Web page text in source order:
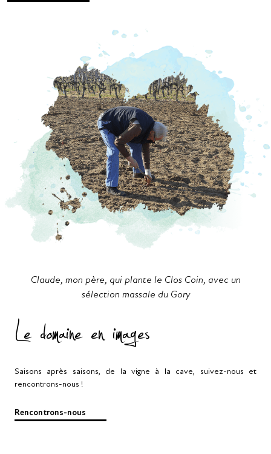
Claude, mon père, qui plante le Clos Coin, avec un
sélection massale du Gory
Le domaine en images
Saisons après saisons, de la vigne à la cave, suivez-nous et
rencontrons-nous !
Rencontrons-nous